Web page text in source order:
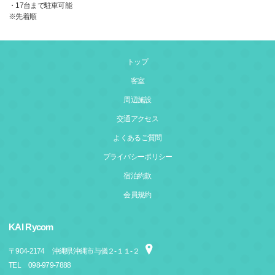
・17台まで駐車可能
※先着順
トップ
客室
周辺施設
交通アクセス
よくあるご質問
プライバシーポリシー
宿泊約款
会員規約
KAI Rycom
〒904-2174
沖縄県沖縄市与儀２‐１１‐２
TEL
098-979-7888